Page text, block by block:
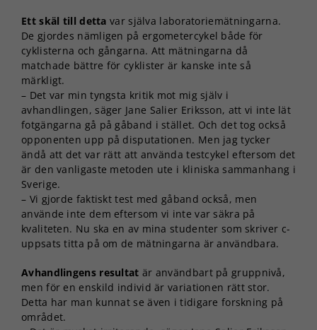
Ett skäl till detta var själva laboratoriemätningarna.
De gjordes nämligen på ergometercykel både för
cyklisterna och gångarna. Att mätningarna då
matchade bättre för cyklister är kanske inte så
märkligt.
– Det var min tyngsta kritik mot mig själv i
avhandlingen, säger Jane Salier Eriksson, att vi inte lät
fotgängarna gå på gåband i stället. Och det tog också
opponenten upp på disputationen. Men jag tycker
ändå att det var rätt att använda testcykel eftersom det
är den vanligaste metoden ute i kliniska sammanhang i
Sverige.
– Vi gjorde faktiskt test med gåband också, men
använde inte dem eftersom vi inte var säkra på
kvaliteten. Nu ska en av mina studenter som skriver c-
uppsats titta på om de mätningarna är användbara.
Avhandlingens resultat är användbart på gruppnivå,
men för en enskild individ är variationen rätt stor.
Detta har man kunnat se även i tidigare forskning på
området.